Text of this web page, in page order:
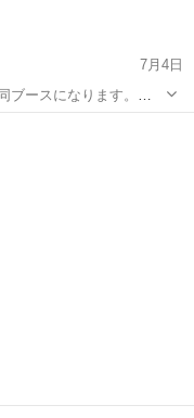
7月4日
ブースになります。